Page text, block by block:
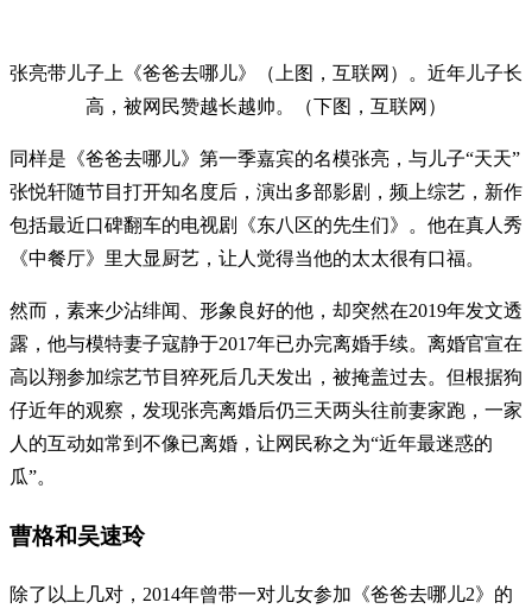
张亮带儿子上《爸爸去哪儿》（上图，互联网）。近年儿子长
高，被网民赞越长越帅。（下图，互联网）
同样是《爸爸去哪儿》第一季嘉宾的名模张亮，与儿子“天天”
张悦轩随节目打开知名度后，演出多部影剧，频上综艺，新作
包括最近口碑翻车的电视剧《东八区的先生们》。他在真人秀
《中餐厅》里大显厨艺，让人觉得当他的太太很有口福。
然而，素来少沾绯闻、形象良好的他，却突然在2019年发文透
露，他与模特妻子寇静于2017年已办完离婚手续。离婚官宣在
高以翔参加综艺节目猝死后几天发出，被掩盖过去。但根据狗
仔近年的观察，发现张亮离婚后仍三天两头往前妻家跑，一家
人的互动如常到不像已离婚，让网民称之为“近年最迷惑的
瓜”。
曹格和吴速玲
除了以上几对，2014年曾带一对儿女参加《爸爸去哪儿2》的